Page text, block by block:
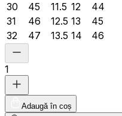
30
45 11.5 12
44
31
46 12.5 13
45
32
47 13.5 14 46
1
Adaugă în coș